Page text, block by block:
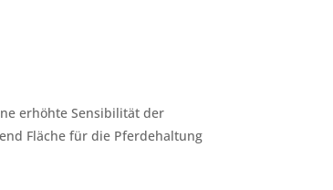
erhöhte Sensibilität der
Fläche für die Pferdehaltung